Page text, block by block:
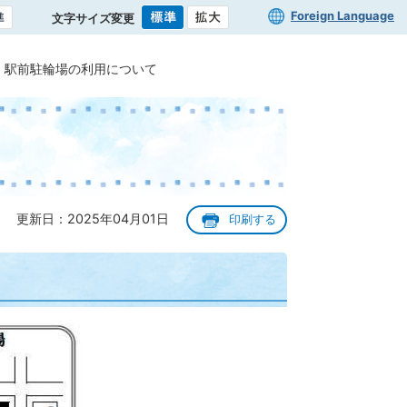
文字サイズ変更 Foreign Language
駅前駐輪場の利用について
更新日：2025年04月01日 印刷する